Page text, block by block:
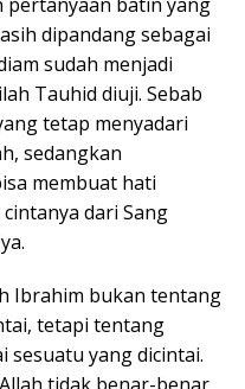
dipandang sebagai
sudah menjadi
Tauhid diuji. Sebab
tetap menyadari
sedangkan
membuat hati
dari Sang
Ibrahim bukan tentang
tetapi tentang
sesuatu yang dicintai.